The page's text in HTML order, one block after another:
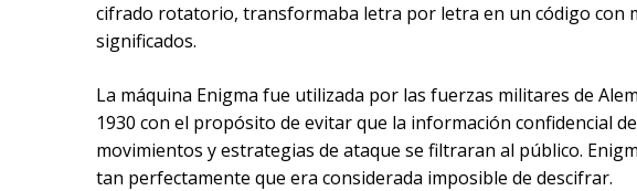
cifrado rotatorio, transformaba letra por letra en un código con
significados.
La máquina Enigma fue utilizada por las fuerzas militares de
1930 con el propósito de evitar que la información confidencial
movimientos y estrategias de ataque se filtraran al público.
tan perfectamente que era considerada imposible de descifrar.